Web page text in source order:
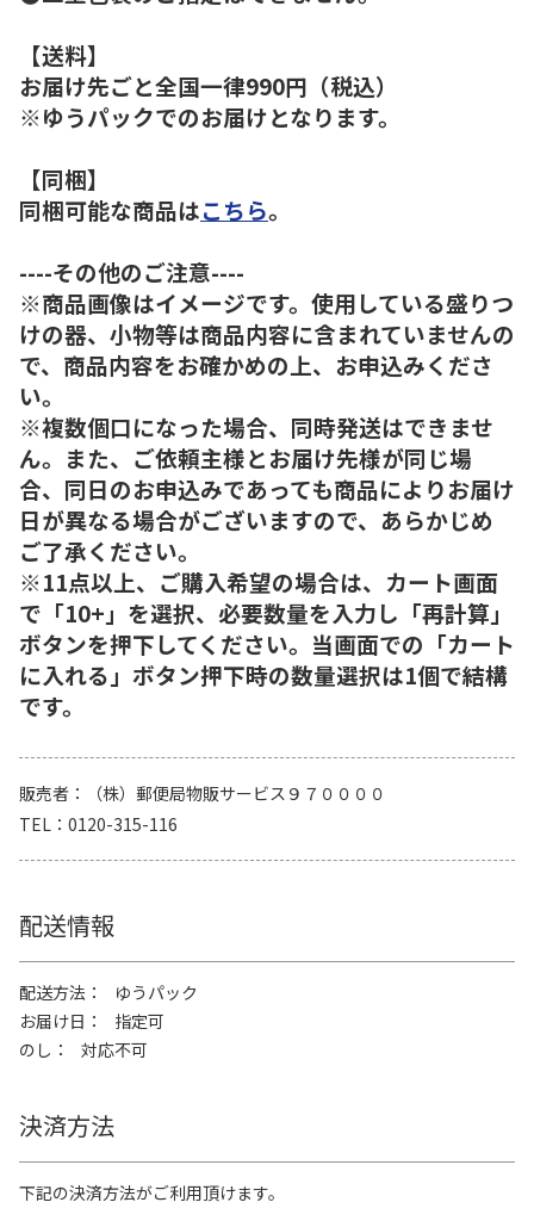
【送料】
お届け先ごと全国一律990円（税込）
※ゆうパックでのお届けとなります。
【同梱】
同梱可能な商品はこちら。
----その他のご注意----
※商品画像はイメージです。使用している盛りつ
けの器、小物等は商品内容に含まれていませんの
で、商品内容をお確かめの上、お申込みくださ
い。
※複数個口になった場合、同時発送はできませ
ん。また、ご依頼主様とお届け先様が同じ場
合、同日のお申込みであっても商品によりお届け
日が異なる場合がございますので、あらかじめ
ご了承ください。
※11点以上、ご購入希望の場合は、カート画面
で「10+」を選択、必要数量を入力し「再計算」
ボタンを押下してください。当画面での「カート
に入れる」ボタン押下時の数量選択は1個で結構
です。
販売者
（株）郵便局物販サービス９７００００
TEL
0120-315-116
配送情報
配送方法
ゆうパック
お届け日
指定可
のし
対応不可
決済方法
下記の決済方法がご利用頂けます。